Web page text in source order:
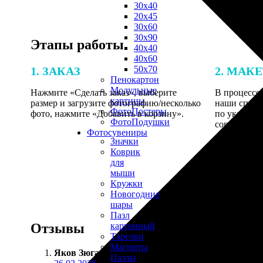
30х40
20х45
30х60
30х90
40х40
40х60
50х70
Пенокартон
Модульные
картины
ФотоПостеры
ФотоПодушки
Фотоcувениры
Значки
Коврик
для
мыши
Кружки
Новогодние
шары
Пазл
картонный
Тарелки
Магниты
Пазлы
Этапы работы
1. ЗАКАЗ
Нажмите «Сделать заказ», выберите
размер и загрузите фотографию/несколько
фото, нажмите «Добавить в корзину».
2.
В процессе
наши
по
Отзывы
Яков Зюганов :